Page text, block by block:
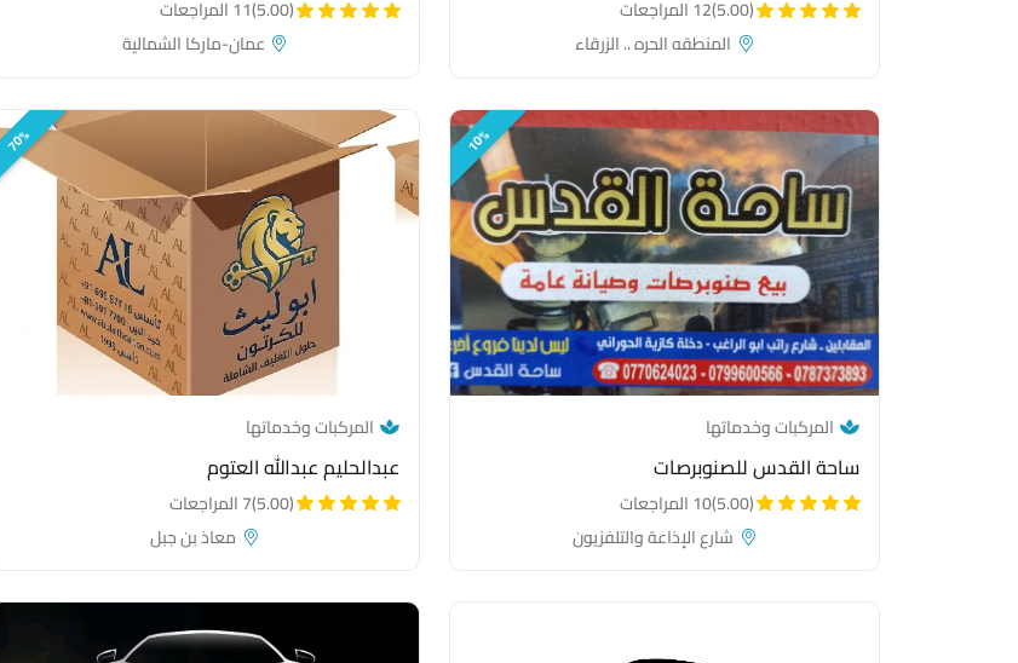
(5.00)
12 المراجعات
المنطقه الحره .. الزرقاء
(5.00)
11 المراجعات
عمان-ماركا الشمالية
10%
المركبات وخدماتها
ساحة القدس للصنوبرصات
(5.00)
10 المراجعات
شارع الإذاعة والتلفزيون
70%
المركبات وخدماتها
عبدالحليم عبدالله العتوم
(5.00)
7 المراجعات
معاذ بن جبل